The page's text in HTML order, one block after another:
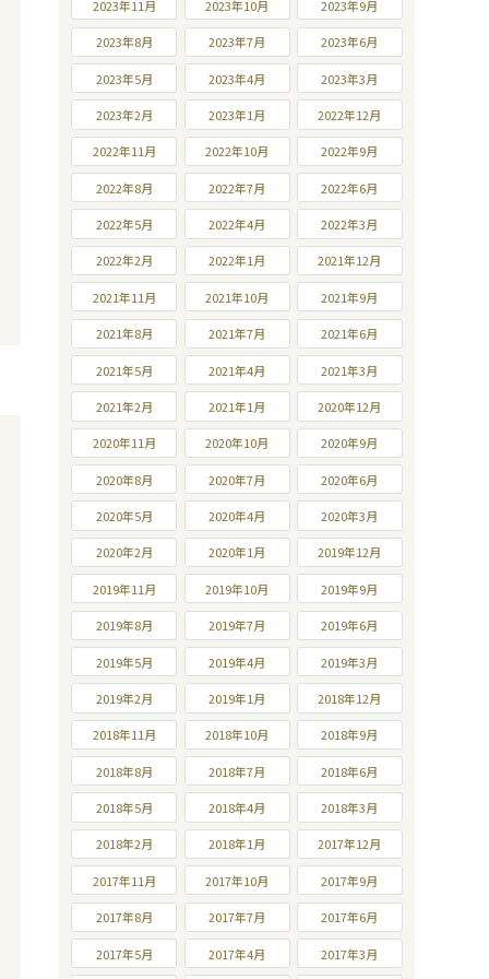
2023年11月 2023年10月 2023年9月
2023年8月 2023年7月 2023年6月
2023年5月 2023年4月 2023年3月
2023年2月 2023年1月 2022年12月
2022年11月 2022年10月 2022年9月
2022年8月 2022年7月 2022年6月
2022年5月 2022年4月 2022年3月
2022年2月 2022年1月 2021年12月
2021年11月 2021年10月 2021年9月
2021年8月 2021年7月 2021年6月
2021年5月 2021年4月 2021年3月
2021年2月 2021年1月 2020年12月
2020年11月 2020年10月 2020年9月
2020年8月 2020年7月 2020年6月
2020年5月 2020年4月 2020年3月
2020年2月 2020年1月 2019年12月
2019年11月 2019年10月 2019年9月
2019年8月 2019年7月 2019年6月
2019年5月 2019年4月 2019年3月
2019年2月 2019年1月 2018年12月
2018年11月 2018年10月 2018年9月
2018年8月 2018年7月 2018年6月
2018年5月 2018年4月 2018年3月
2018年2月 2018年1月 2017年12月
2017年11月 2017年10月 2017年9月
2017年8月 2017年7月 2017年6月
2017年5月 2017年4月 2017年3月